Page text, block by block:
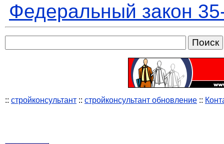
Федеральный закон
:: стройконсультант :: стройконсультант обновление ::